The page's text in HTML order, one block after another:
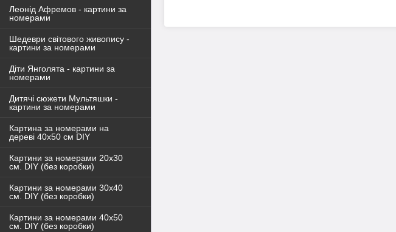
Леонід Афремов - картини за
номерами
Шедеври світового живопису -
картини за номерами
Діти Янголята - картини за
номерами
Дитячі сюжети Мультяшки -
картини за номерами
Картина за номерами на
дереві 40х50 см DIY
Картини за номерами 20х30
см. DIY (без коробки)
Картини за номерами 30х40
см. DIY (без коробки)
Картини за номерами 40х50
см. DIY (без коробки)